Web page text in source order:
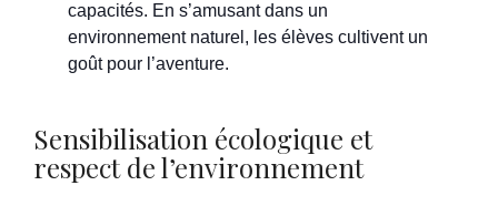
capacités. En s’amusant dans un
environnement naturel, les élèves cultivent un
goût pour l’aventure.
Sensibilisation écologique et
respect de l’environnement